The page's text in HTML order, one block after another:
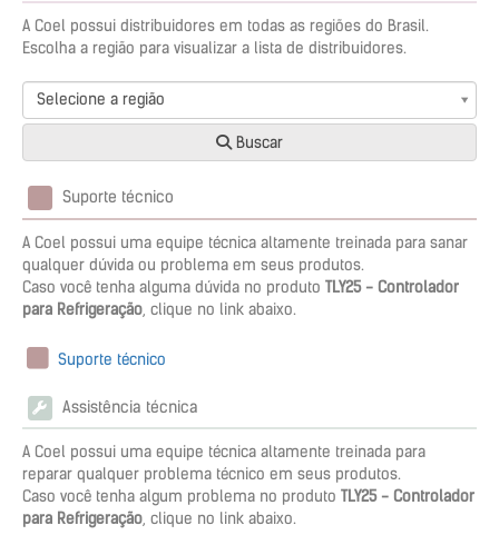
A Coel possui distribuidores em todas as regiões do Brasil.
Escolha a região para visualizar a lista de distribuidores.
Selecione a região
Buscar
Suporte técnico
A Coel possui uma equipe técnica altamente treinada para sanar
qualquer dúvida ou problema em seus produtos.
Caso você tenha alguma dúvida no produto TLY25 - Controlador
para Refrigeração, clique no link abaixo.
Suporte técnico
Assistência técnica
A Coel possui uma equipe técnica altamente treinada para
reparar qualquer problema técnico em seus produtos.
Caso você tenha algum problema no produto TLY25 - Controlador
para Refrigeração, clique no link abaixo.